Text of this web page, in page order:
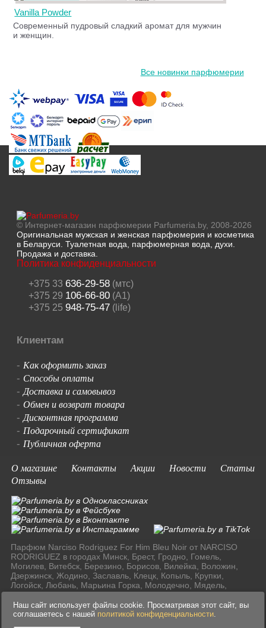
Vanilla Powder
Современный пудровый сладкий аромат для мужчин
и женщин.
Все новинки парфюмерии
© Интернет-магазин парфюмерии Parfumeria.by, 2008-2026
Оригинальная мужская и женская парфюмерия и косметика
в Беларуси. Туалетная вода, парфюмерная вода, духи.
Продажа и доставка.
Политика конфиденциальности
+375 33 636-29-58(мтс)
+375 29 106-66-80(A1)
+375 25 948-75-47(life)
Клиентам
- Как оформить заказ
- Способы оплаты
-Доставка и самовывоз
- Обмен и возврат товара
-Дисконтная программа
- Подарочный сертификат
- Публичная оферта
О магазине
Контакты Акции Новости
Статьи
Отзывы
Парфюм Narciso Rodriguez For Him Bleu Noir от NARCISO
RODRIGUEZ в городах Минск, Брест, Гродно, Гомель,
Могилев, Витебск, Березино, Борисов, Вилейка, Воложин,
Дзержинск, Жодино, Заславль, Клецк, Копыль, Крупки,
Логойск, Любань, Марьина Горка, Молодечно, Мядель,
Несвиж, Слуцк, Смолевичи, Солигорск, Старые Дороги,
Столбцы, Узда, Фаниполь по доступным ценам в Ресублике
Беларусь.
Наш сайт использует файлы cookie. Просматривая этот сайт, вы
соглашаетесь с нашей политикой конфиденциальности.